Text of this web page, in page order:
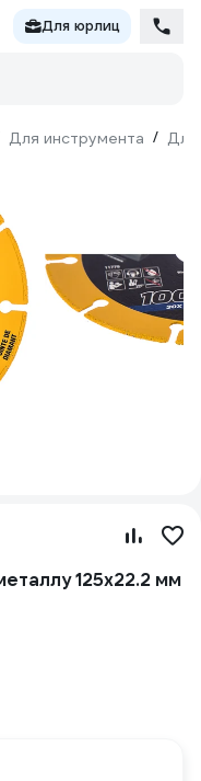
Для юрлиц
Для инструмента / Для
125х22.2 мм